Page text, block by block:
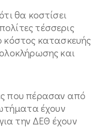
θα κοστίσει
τέσσερις
κόστος κατασκευής
και
που πέρασαν από
έχουν
την ΔΕΘ έχουν